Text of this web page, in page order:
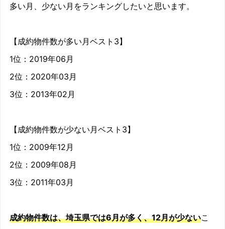
2010/06 2.4%
2010/08
2010/09
2010/11 3.3%
2010/12
2011/03 9.8%
多い月、少ない月をランキングしたいと思います。
【成約物件数が多い月ベスト3】
1位：2019年06月
2位：2020年03月
3位：2013年02月
【成約物件数が少ない月ベスト3】
1位：2009年12月
2位：2009年08月
3位：2011年03月
成約物件数は、埼玉県では6月が多く、12月が少ないこ